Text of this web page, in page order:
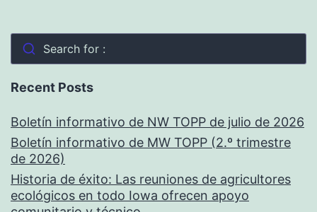
Search for :
Recent Posts
Boletín informativo de NW TOPP de julio de 2026
Boletín informativo de MW TOPP (2.º trimestre
de 2026)
Historia de éxito: Las reuniones de agricultores
ecológicos en todo Iowa ofrecen apoyo